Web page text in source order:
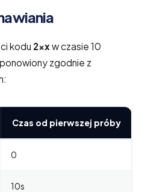
kodu 2xxw czasie 10
zgodnie z
Czas od pierwszej próby
0
10s